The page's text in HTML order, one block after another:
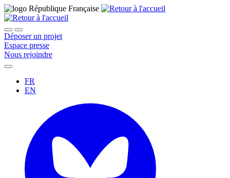
Déposer un projet
Espace presse
Nous rejoindre
FR
EN